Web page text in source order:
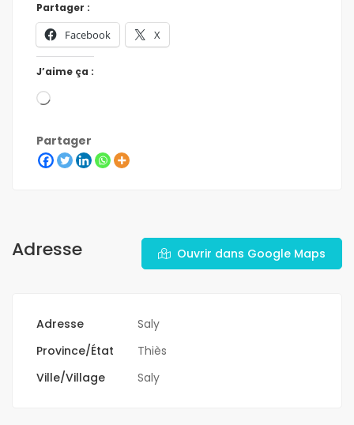
Partager :
Facebook X
J’aime ça :
Partager
Adresse Ouvrir dans Google Maps
Adresse
Saly
Province/État
Thiès
Ville/Village
Saly